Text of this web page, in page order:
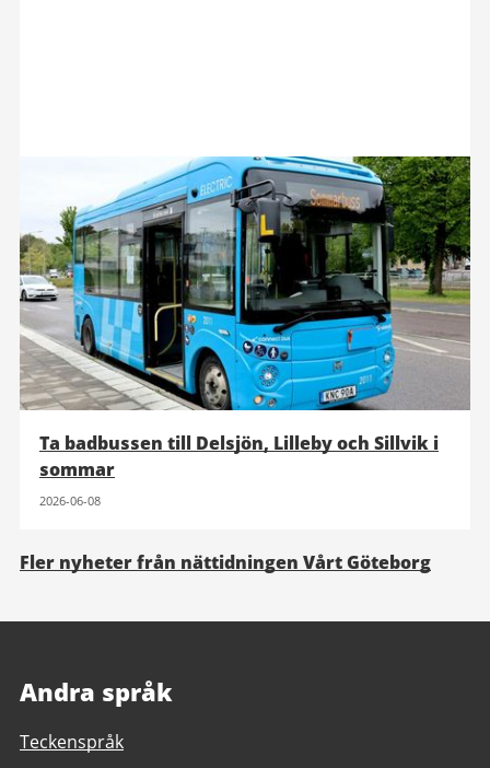
Ta badbussen till Delsjön, Lilleby och Sillvik i
sommar
2026-06-08
Fler nyheter från nättidningen Vårt Göteborg
Andra språk
Teckenspråk